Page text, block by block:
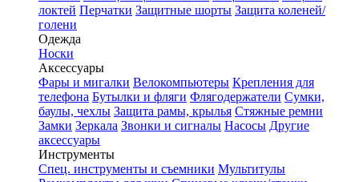
локтей Перчатки Защитные шорты Защита коленей/
голени
Одежда
Носки
Аксессуары
Фары и мигалки Велокомпьютеры Крепления для
телефона Бутылки и фляги Флягодержатели Сумки,
баулы, чехлы Защита рамы, крылья Стяжные ремни
Замки Зеркала Звонки и сигналы Насосы Другие
аксессуары
Инструменты
Спец. инструменты и съемники Мультитулы